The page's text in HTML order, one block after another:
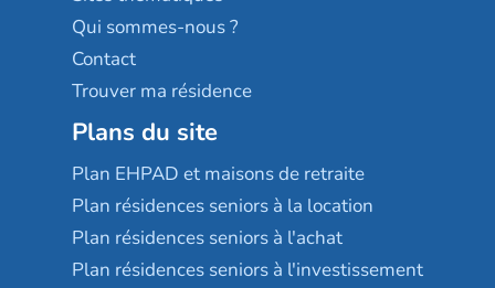
Qui sommes-nous ?
Contact
Trouver ma résidence
Plans du site
Plan EHPAD et maisons de retraite
Plan résidences seniors à la location
Plan résidences seniors à l'achat
Plan résidences seniors à l'investissement